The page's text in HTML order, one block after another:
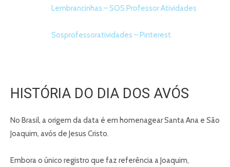
Lembrancinhas – SOS Professor Atividades
Sosprofessoratividades – Pinterest
HISTÓRIA DO DIA DOS AVÓS
No Brasil, a origem da data é em homenagear Santa Ana e São
Joaquim, avós de Jesus Cristo.
Embora o único registro que faz referência a Joaquim,